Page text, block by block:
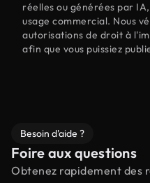
réelles ou générées par
usage commercial. Nous
autorisations de droit à
afin que vous puissiez
Besoin d'aide ?
Foire aux questions
Obtenez rapidement des